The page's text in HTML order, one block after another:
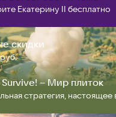
Екатерину II бесплатно
скидки
– Мир плиток